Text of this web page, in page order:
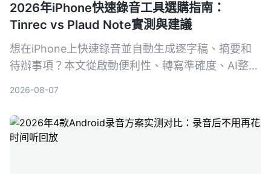
2026年iPhone快速錄音工具選購指南：
Tinrec vs Plaud Note實測與建議
想在iPhone上快速錄音並自動生成逐字稿、摘要和
待辦事項？本文從啟動便利性、轉寫準確度、AI整理
2026-08-07